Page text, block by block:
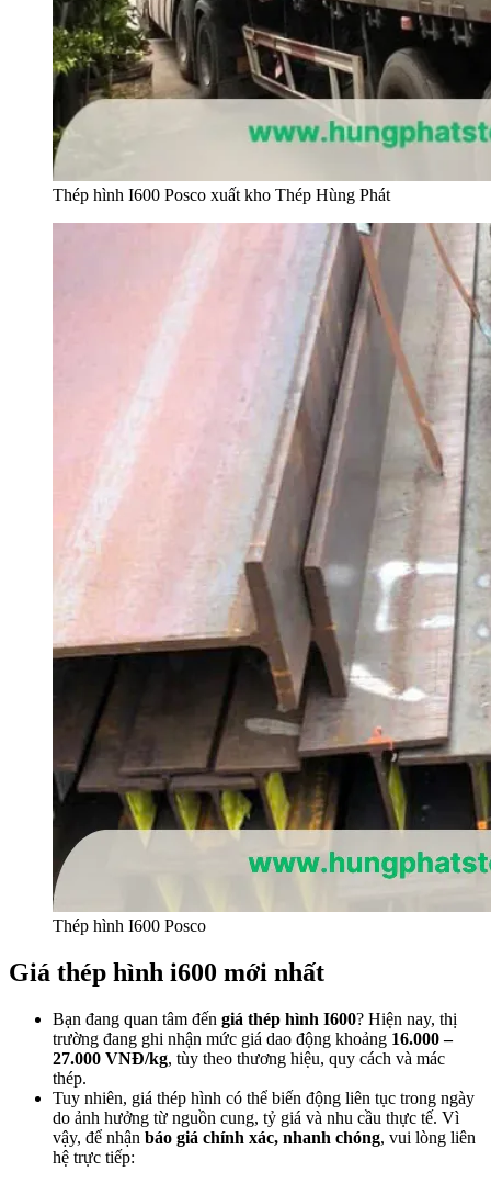
Thép hình I600 Posco xuất kho Thép Hùng Phát
Thép hình I600 Posco
Giá thép hình i600 mới nhất
Bạn đang quan tâm đến giá thép hình I600? Hiện nay, thị
trường đang ghi nhận mức giá dao động khoảng 16.000 –
27.000 VNĐ/kg, tùy theo thương hiệu, quy cách và mác
thép.
Tuy nhiên, giá thép hình có thể biến động liên tục trong ngày
do ảnh hưởng từ nguồn cung, tỷ giá và nhu cầu thực tế. Vì
vậy, để nhận báo giá chính xác, nhanh chóng, vui lòng liên
hệ trực tiếp: